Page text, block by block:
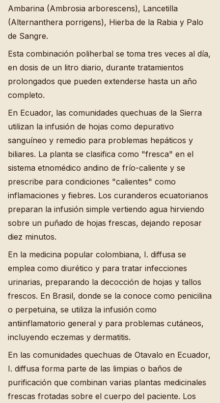
Ambarina (Ambrosia arborescens), Lancetilla
(Alternanthera porrigens), Hierba de la Rabia y Palo
de Sangre.
Esta combinación poliherbal se toma tres veces al día,
en dosis de un litro diario, durante tratamientos
prolongados que pueden extenderse hasta un año
completo.
En Ecuador, las comunidades quechuas de la Sierra
utilizan la infusión de hojas como depurativo
sanguíneo y remedio para problemas hepáticos y
biliares. La planta se clasifica como "fresca" en el
sistema etnomédico andino de frío-caliente y se
prescribe para condiciones "calientes" como
inflamaciones y fiebres. Los curanderos ecuatorianos
preparan la infusión simple vertiendo agua hirviendo
sobre un puñado de hojas frescas, dejando reposar
diez minutos.
En la medicina popular colombiana, I. diffusa se
emplea como diurético y para tratar infecciones
urinarias, preparando la decocción de hojas y tallos
frescos. En Brasil, donde se la conoce como penicilina
o perpetuina, se utiliza la infusión como
antiinflamatorio general y para problemas cutáneos,
incluyendo eczemas y dermatitis.
En las comunidades quechuas de Otavalo en Ecuador,
I. diffusa forma parte de las limpias o baños de
purificación que combinan varias plantas medicinales
frescas frotadas sobre el cuerpo del paciente. Los